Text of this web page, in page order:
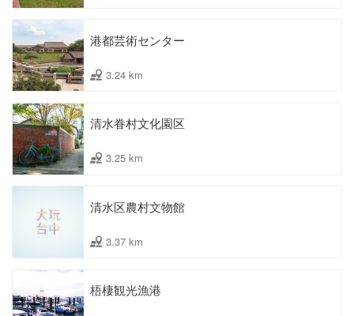
港都芸術センター
3.24 km
清水眷村文化園区
3.25 km
清水区農村文物館
3.37 km
梧棲観光漁港